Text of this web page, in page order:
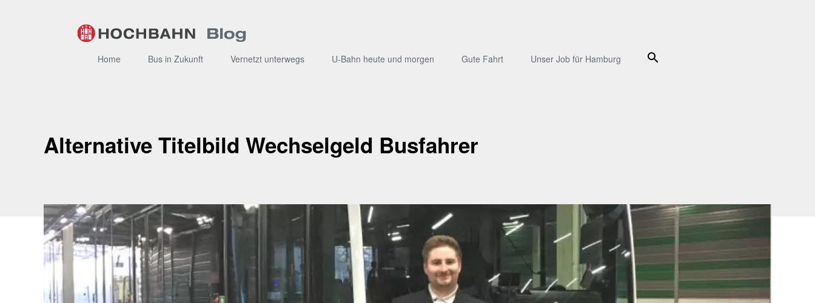
Home Bus in Zukunft Vernetzt unterwegs U-Bahn heute und morgen Gute Fahrt Unser Job für Hamburg Suche
Alternative Titelbild Wechselgeld Busfahrer